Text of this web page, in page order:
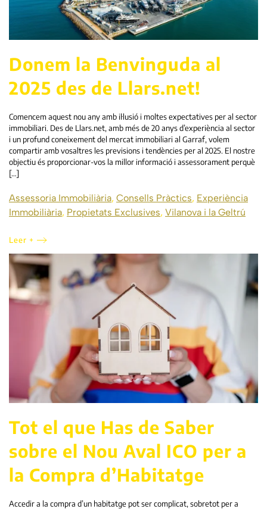
Donem la Benvinguda al
2025 des de Llars.net!
Comencem aquest nou any amb il·lusió i moltes expectatives per al sector
immobiliari. Des de Llars.net, amb més de 20 anys d’experiència al sector
i un profund coneixement del mercat immobiliari al Garraf, volem
compartir amb vosaltres les previsions i tendències per al 2025. El nostre
objectiu és proporcionar-vos la millor informació i assessorament perquè
[…]
Assessoria Immobiliària, Consells Pràctics, Experiència
Immobiliària, Propietats Exclusives, Vilanova i la Geltrú
Leer +
Tot el que Has de Saber
sobre el Nou Aval ICO per a
la Compra d’Habitatge
Accedir a la compra d’un habitatge pot ser complicat, sobretot per a